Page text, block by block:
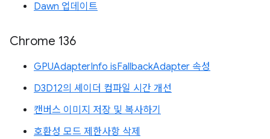
Dawn 업데이트
Chrome 136
GPUAdapterInfo isFallbackAdapter 속성
D3D12의 셰이더 컴파일 시간 개선
캔버스 이미지 저장 및 복사하기
호환성 모드 제한사항 삭제